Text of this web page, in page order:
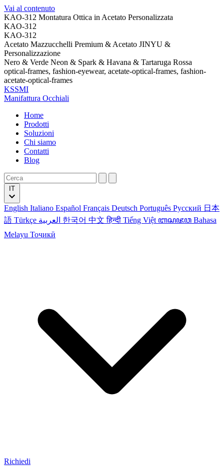
Vai al contenuto
KAO-312 Montatura Ottica in Acetato Personalizzata
KAO-312
KAO-312
Acetato Mazzucchelli Premium & Acetato JINYU &
Personalizzazione
Nero & Verde Neon & Spark & Havana & Tartaruga Rossa
optical-frames, fashion-eyewear, acetate-optical-frames, fashion-
acetate-optical-frames
KSSMI
Manifattura Occhiali
Home
Prodotti
Soluzioni
Chi siamo
Contatti
Blog
English Italiano Español Français Deutsch Português Русский 日本
語 Türkçe 한국어 中文हिन्दी Tiếng Việt ꦧꦱꦗꦮ Bahasa
Melayu Тоҷикӣ
Richiedi